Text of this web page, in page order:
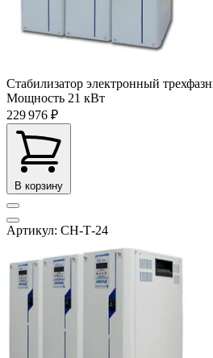
Стабилизатор электронный
Мощность 21 кВт
229 976 ₽
В корзину
Артикул: СН-Т-24